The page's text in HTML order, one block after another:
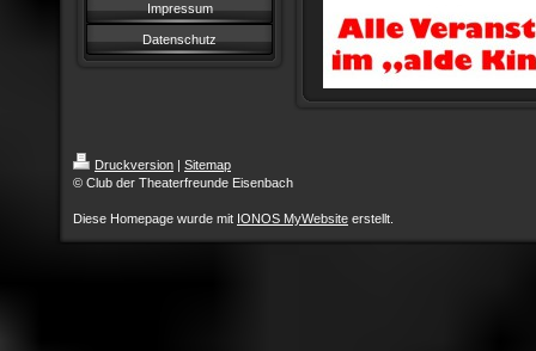
Impressum
Datenschutz
Druckversion | Sitemap
© Club der Theaterfreunde Eisenbach
Diese Homepage wurde mit IONOS MyWebsite erstellt.